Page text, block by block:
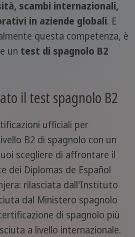
scambi internazionali,
in aziende globali. E
questa competenza, è
un test di spagnolo B2
il test spagnolo B2
ufficiali per
B2 di spagnolo con un
scegliere di affrontare il
dei Diplomas de Español
rilasciata dall'Instituto
dal Ministero spagnolo
di spagnolo più
a livello internazionale.